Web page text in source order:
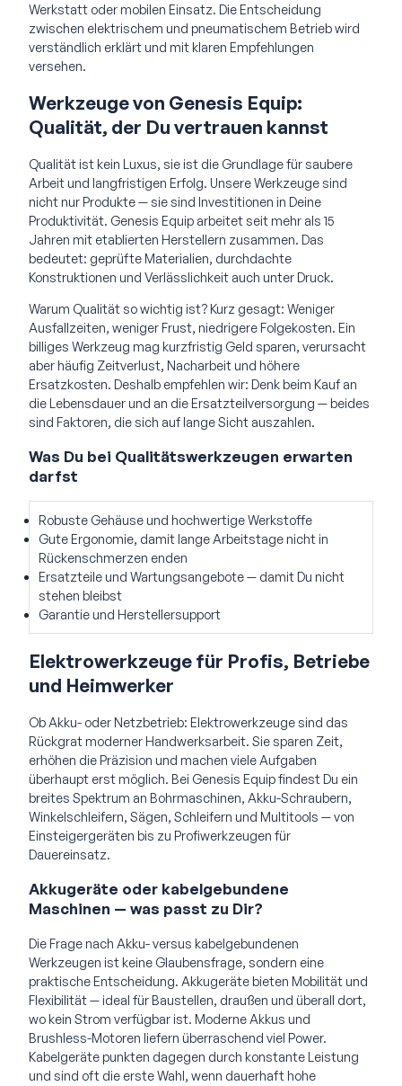
Werkstatt oder mobilen Einsatz. Die Entscheidung
zwischen elektrischem und pneumatischem Betrieb wird
verständlich erklärt und mit klaren Empfehlungen
versehen.
Werkzeuge von Genesis Equip:
Qualität, der Du vertrauen kannst
Qualität ist kein Luxus, sie ist die Grundlage für saubere
Arbeit und langfristigen Erfolg. Unsere Werkzeuge sind
nicht nur Produkte — sie sind Investitionen in Deine
Produktivität. Genesis Equip arbeitet seit mehr als 15
Jahren mit etablierten Herstellern zusammen. Das
bedeutet: geprüfte Materialien, durchdachte
Konstruktionen und Verlässlichkeit auch unter Druck.
Warum Qualität so wichtig ist? Kurz gesagt: Weniger
Ausfallzeiten, weniger Frust, niedrigere Folgekosten. Ein
billiges Werkzeug mag kurzfristig Geld sparen, verursacht
aber häufig Zeitverlust, Nacharbeit und höhere
Ersatzkosten. Deshalb empfehlen wir: Denk beim Kauf an
die Lebensdauer und an die Ersatzteilversorgung — beides
sind Faktoren, die sich auf lange Sicht auszahlen.
Was Du bei Qualitätswerkzeugen erwarten
darfst
Robuste Gehäuse und hochwertige Werkstoffe
Gute Ergonomie, damit lange Arbeitstage nicht in
Rückenschmerzen enden
Ersatzteile und Wartungsangebote — damit Du nicht
stehen bleibst
Garantie und Herstellersupport
Elektrowerkzeuge für Profis, Betriebe
und Heimwerker
Ob Akku- oder Netzbetrieb: Elektrowerkzeuge sind das
Rückgrat moderner Handwerksarbeit. Sie sparen Zeit,
erhöhen die Präzision und machen viele Aufgaben
überhaupt erst möglich. Bei Genesis Equip findest Du ein
breites Spektrum an Bohrmaschinen, Akku-Schraubern,
Winkelschleifern, Sägen, Schleifern und Multitools — von
Einsteigergeräten bis zu Profiwerkzeugen für
Dauereinsatz.
Akkugeräte oder kabelgebundene
Maschinen — was passt zu Dir?
Die Frage nach Akku- versus kabelgebundenen
Werkzeugen ist keine Glaubensfrage, sondern eine
praktische Entscheidung. Akkugeräte bieten Mobilität und
Flexibilität — ideal für Baustellen, draußen und überall dort,
wo kein Strom verfügbar ist. Moderne Akkus und
Brushless-Motoren liefern überraschend viel Power.
Kabelgeräte punkten dagegen durch konstante Leistung
und sind oft die erste Wahl, wenn dauerhaft hohe